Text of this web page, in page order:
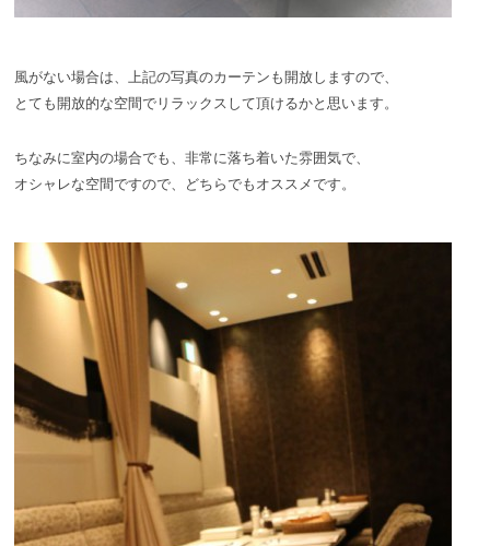
風がない場合は、上記の写真のカーテンも開放しますので、
とても開放的な空間でリラックスして頂けるかと思います。
ちなみに室内の場合でも、非常に落ち着いた雰囲気で、
オシャレな空間ですので、どちらでもオススメです。